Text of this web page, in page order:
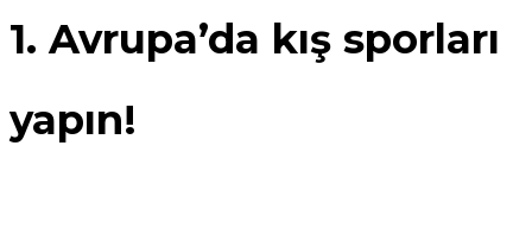
1. Avrupa’da kış sporları
yapın!